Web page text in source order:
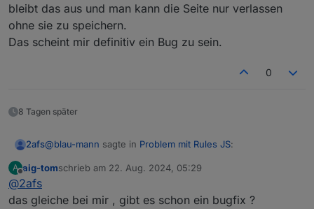
bleibt das aus und man kann die Seite nur verlassen
ohne sie zu speichern.
Das scheint mir definitiv ein Bug zu sein.
0
8 Tagen später
2afs@blau-mann sagte in Problem mit Rules JS:
weiß, wenn ich auf … klicke, um ein Objekt
Ist bei mir identisch. Sobald man den Object Selector
A
Offline
aig-tomschrieb am 22. Aug. 2024, 05:29
zuletzt editiert von
@2afs
das gleiche bei mir , gibt es schon ein bugfix ?